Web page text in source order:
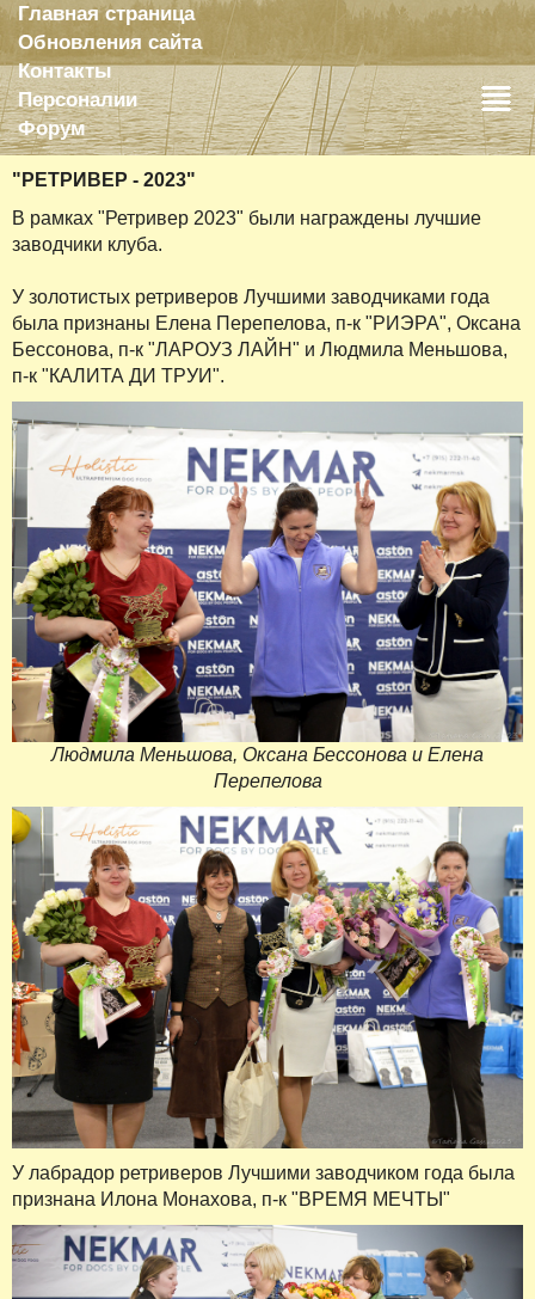
Главная страница
Обновления сайта
Контакты
Персоналии
Форум
"РЕТРИВЕР - 2023"
В рамках "Ретривер 2023" были награждены лучшие
заводчики клуба.
У золотистых ретриверов Лучшими заводчиками года
была признаны Елена Перепелова, п-к "РИЭРА", Оксана
Бессонова, п-к "ЛАРОУЗ ЛАЙН" и Людмила Меньшова,
п-к "КАЛИТА ДИ ТРУИ".
Людмила Меньшова, Оксана Бессонова и Елена
Перепелова
У лабрадор ретриверов Лучшими заводчиком года была
признана Илона Монахова, п-к "ВРЕМЯ МЕЧТЫ"